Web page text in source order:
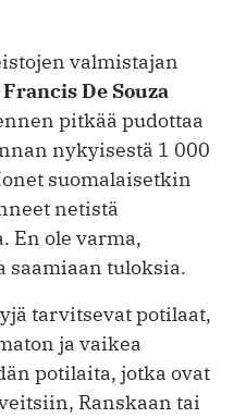
valmistajan
Francis De Souza
pitkää pudottaa
nykyisestä 1 000
suomalaisetkin
netistä
En ole varma,
saamiaan tuloksia.
tarvitsevat potilaat,
ja vaikea
potilaita, jotka ovat
Ranskaan tai